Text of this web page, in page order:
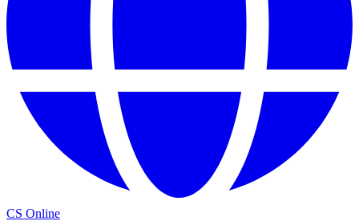
CS Online